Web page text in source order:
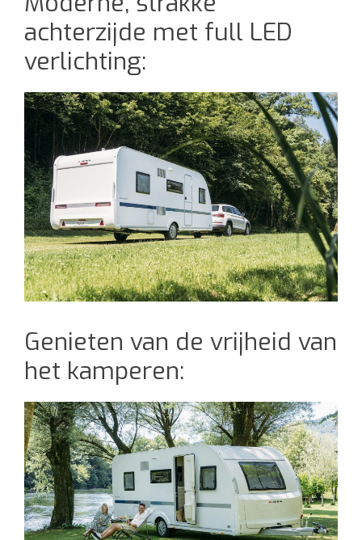
achterzijde met full LED
verlichting:
Genieten van de vrijheid van
het kamperen: